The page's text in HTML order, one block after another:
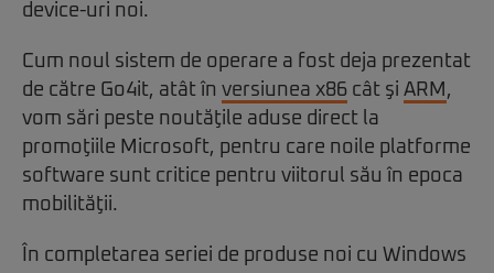
device-uri noi.
Cum noul sistem de operare a fost deja prezentat
de către Go4it, atât în versiunea x86 cât şi ARM ,
vom sări peste noutăţile aduse direct la
promoţiile Microsoft, pentru care noile platforme
software sunt critice pentru viitorul său în epoca
mobilităţii.
În completarea seriei de produse noi cu Windows